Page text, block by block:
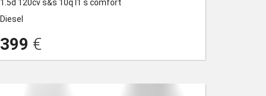
1.5d 120cv s&s 10q l1 s comfort
Diesel
399 €